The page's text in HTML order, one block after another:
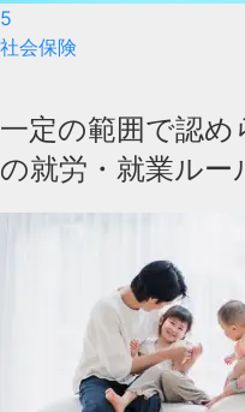
5
社会保険
一定の範囲で認め
の就労・就業ルー